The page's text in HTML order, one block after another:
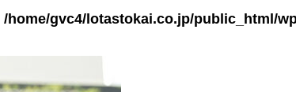
/home/gvc4/lotastokai.co.jp/public_html/